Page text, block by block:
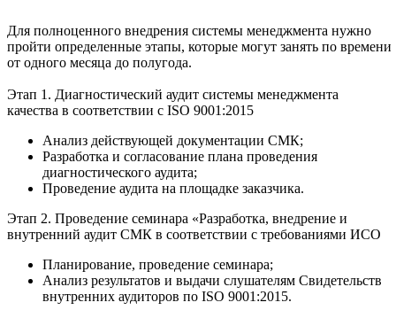
Для полноценного внедрения системы менеджмента нужно
пройти определенные этапы, которые могут занять по времени
от одного месяца до полугода.
Этап 1. Диагностический аудит системы менеджмента
качества в соответствии с ISO 9001:2015
Анализ действующей документации СМК;
Разработка и согласование плана проведения
диагностического аудита;
Проведение аудита на площадке заказчика.
Этап 2. Проведение семинара «Разработка, внедрение и
внутренний аудит СМК в соответствии с требованиями ИСО
Планирование, проведение семинара;
Анализ результатов и выдачи слушателям Свидетельств
внутренних аудиторов по ISO 9001:2015.